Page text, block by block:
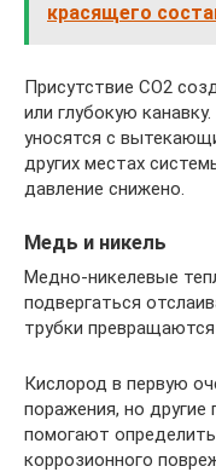
красящего
Присутствие CO2
или глубокую
уносятся с
других местах
давление снижено.
Медь и никель
Медно-никелевые
подвергаться
трубки
Кислород в первую
поражения, но другие
помогают
коррозионного